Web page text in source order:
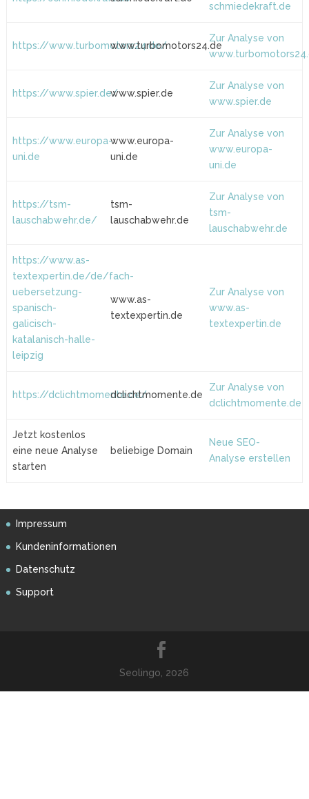
schmiedekraft.de
https://www.turbomotors24.de/www.turbomotors24.de
Zur Analyse von
https://www.spier.de/www.spier.de
Zur Analyse von
www.spier.de
https://www.europa-
uni.de
www.europa-
uni.de
Zur Analyse von
www.europa-
uni.de
https://tsm-
lauschabwehr.de/
tsm-
lauschabwehr.de
Zur Analyse von
tsm-
lauschabwehr.de
https://www.as-
textexpertin.de/de/fach-
uebersetzung-
spanisch-
galicisch-
katalanisch-halle-
leipzig
www.as-
textexpertin.de
Zur Analyse von
www.as-
textexpertin.de
https://dclichtmomente.de/dclichtmomente.de
Zur Analyse von
dclichtmomente.de
Jetzt kostenlos
eine neue Analyse
starten
beliebige Domain
Neue SEO-
Analyse erstellen
Impressum
Kundeninformationen
Datenschutz
Support
Seolingo, 2026